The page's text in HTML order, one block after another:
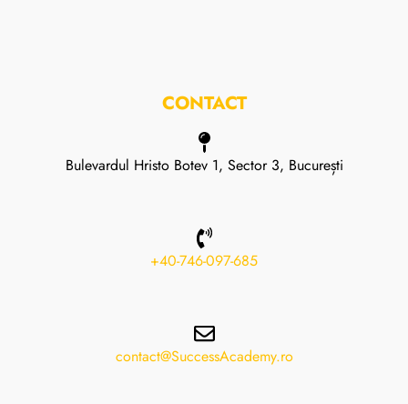
CONTACT
Bulevardul Hristo Botev 1, Sector 3, București
+40-746-097-685
contact@SuccessAcademy.ro